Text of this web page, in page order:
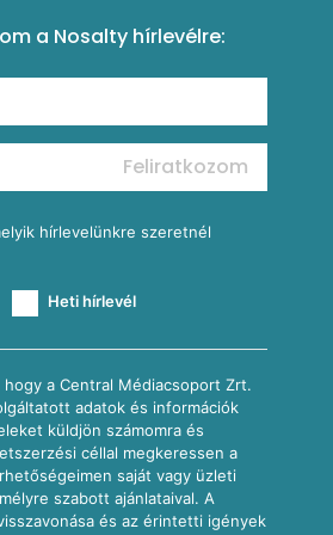
salsával
a Nosalty hírlevélre:
Feliratkozom
hírlevelünkre szeretnél
Heti hírlevél
hogy a Central Médiacsoport Zrt.
adatok és információk
küldjön számomra és
céllal megkeressen a
saját vagy üzleti
szabott ajánlataival. A
és az érintetti igények